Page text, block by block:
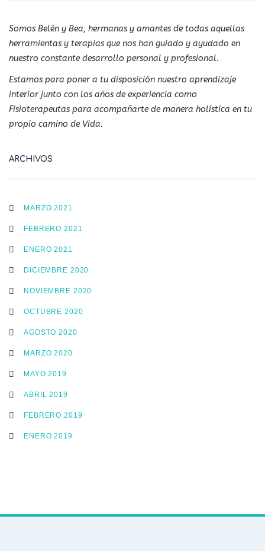
Somos Belén y Bea, hermanas y amantes de todas aquellas
herramientas y terapias que nos han guiado y ayudado en
nuestro constante desarrollo personal y profesional.
Estamos para poner a tu disposición nuestro aprendizaje
interior junto con los años de experiencia como
Fisioterapeutas para acompañarte de manera holística en tu
propio camino de Vida.
ARCHIVOS
MARZO 2021
FEBRERO 2021
ENERO 2021
DICIEMBRE 2020
NOVIEMBRE 2020
OCTUBRE 2020
AGOSTO 2020
MARZO 2020
MAYO 2019
ABRIL 2019
FEBRERO 2019
ENERO 2019